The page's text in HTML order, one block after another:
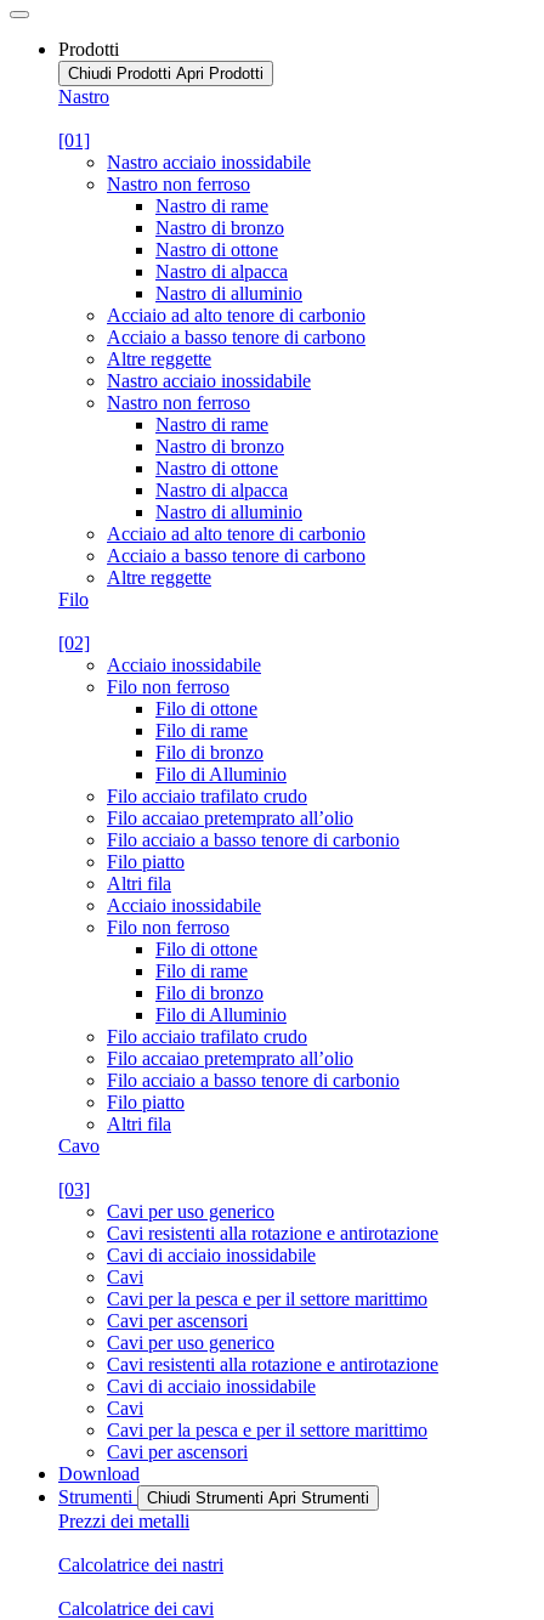
Prodotti
Chiudi Prodotti Apri Prodotti
Nastro
[01]
Nastro acciaio inossidabile
Nastro non ferroso
Nastro di rame
Nastro di bronzo
Nastro di ottone
Nastro di alpacca
Nastro di alluminio
Acciaio ad alto tenore di carbonio
Acciaio a basso tenore di carbono
Altre reggette
Nastro acciaio inossidabile
Nastro non ferroso
Nastro di rame
Nastro di bronzo
Nastro di ottone
Nastro di alpacca
Nastro di alluminio
Acciaio ad alto tenore di carbonio
Acciaio a basso tenore di carbono
Altre reggette
Filo
[02]
Acciaio inossidabile
Filo non ferroso
Filo di ottone
Filo di rame
Filo di bronzo
Filo di Alluminio
Filo acciaio trafilato crudo
Filo accaiao pretemprato all’olio
Filo acciaio a basso tenore di carbonio
Filo piatto
Altri fila
Acciaio inossidabile
Filo non ferroso
Filo di ottone
Filo di rame
Filo di bronzo
Filo di Alluminio
Filo acciaio trafilato crudo
Filo accaiao pretemprato all’olio
Filo acciaio a basso tenore di carbonio
Filo piatto
Altri fila
Cavo
[03]
Cavi per uso generico
Cavi resistenti alla rotazione e antirotazione
Cavi di acciaio inossidabile
Cavi
Cavi per la pesca e per il settore marittimo
Cavi per ascensori
Cavi per uso generico
Cavi resistenti alla rotazione e antirotazione
Cavi di acciaio inossidabile
Cavi
Cavi per la pesca e per il settore marittimo
Cavi per ascensori
Download
Strumenti
Chiudi Strumenti Apri Strumenti
Prezzi dei metalli
Calcolatrice dei nastri
Calcolatrice dei cavi